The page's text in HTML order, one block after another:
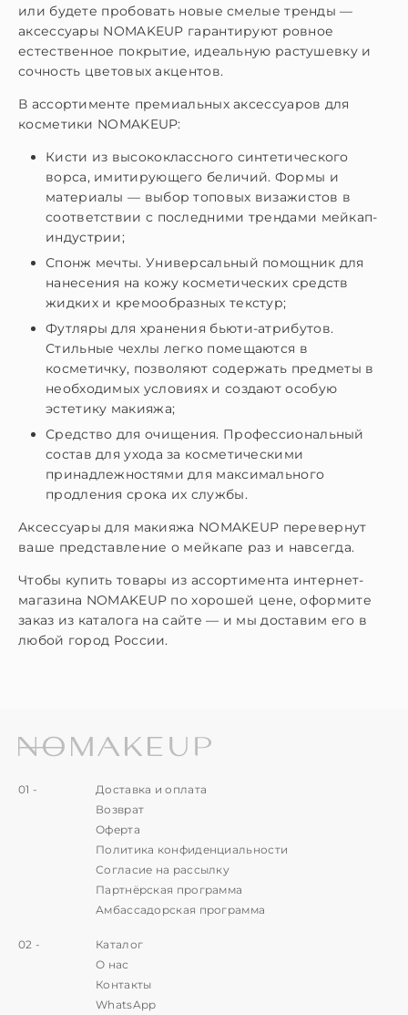
или будете пробовать новые смелые тренды —
аксессуары NOMAKEUP гарантируют ровное
естественное покрытие, идеальную растушевку и
сочность цветовых акцентов.
В ассортименте премиальных аксессуаров для
косметики NOMAKEUP:
Кисти из высококлассного синтетического
ворса, имитирующего беличий. Формы и
материалы — выбор топовых визажистов в
соответствии с последними трендами мейкап-
индустрии;
Спонж мечты. Универсальный помощник для
нанесения на кожу косметических средств
жидких и кремообразных текстур;
Футляры для хранения бьюти-атрибутов.
Стильные чехлы легко помещаются в
косметичку, позволяют содержать предметы в
необходимых условиях и создают особую
эстетику макияжа;
Средство для очищения. Профессиональный
состав для ухода за косметическими
принадлежностями для максимального
продления срока их службы.
Аксессуары для макияжа NOMAKEUP перевернут
ваше представление о мейкапе раз и навсегда.
Чтобы купить товары из ассортимента интернет-
магазина NOMAKEUP по хорошей цене, оформите
заказ из каталога на сайте — и мы доставим его в
любой город России.
01 -
Доставка и оплата
Возврат
Оферта
Политика конфиденциальности
Согласие на рассылку
Партнёрская программа
Амбассадорская программа
02 -
Каталог
О нас
Контакты
WhatsApp